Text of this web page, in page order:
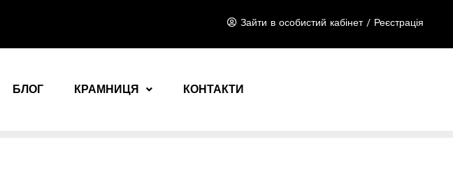
Зайти в особистий кабінет / Реєстрація
БЛОГ КРАМНИЦЯ КОНТАКТИ